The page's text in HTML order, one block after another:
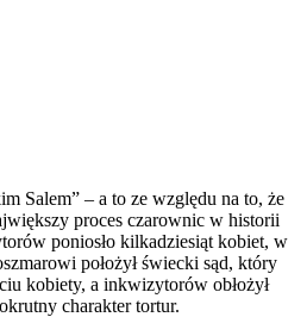
Salem” – a to ze względu na to, że
proces czarownic w historii
poniosło kilkadziesiąt kobiet, w
położył świecki sąd, który
kobiety, a inkwizytorów obłożył
charakter tortur.